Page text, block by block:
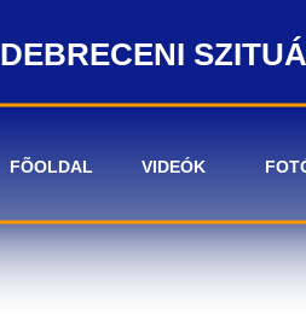
DEBRECENI
FÕOLDAL VIDEÓK